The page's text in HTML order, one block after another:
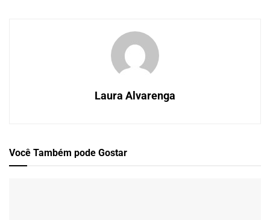
Laura Alvarenga
Você Também pode Gostar